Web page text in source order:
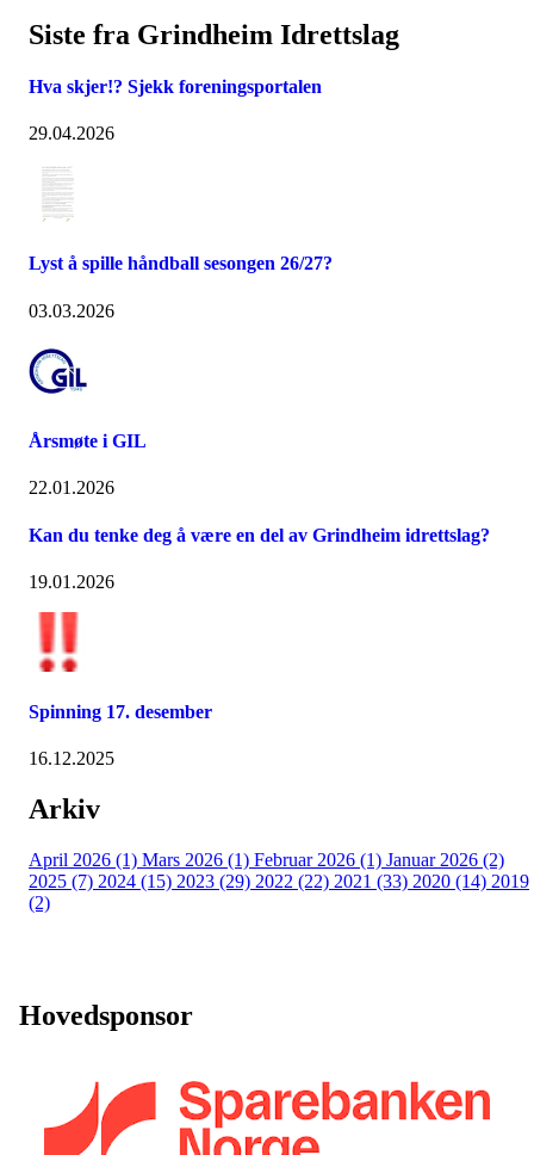
Siste fra Grindheim Idrettslag
Hva skjer!? Sjekk foreningsportalen
29.04.2026
Lyst å spille håndball sesongen 26/27?
03.03.2026
Årsmøte i GIL
22.01.2026
Kan du tenke deg å være en del av Grindheim idrettslag?
19.01.2026
Spinning 17. desember
16.12.2025
Arkiv
April 2026 (1) Mars 2026 (1) Februar 2026 (1) Januar 2026 (2)
2025 (7) 2024 (15) 2023 (29) 2022 (22) 2021 (33) 2020 (14) 2019
(2)
Hovedsponsor